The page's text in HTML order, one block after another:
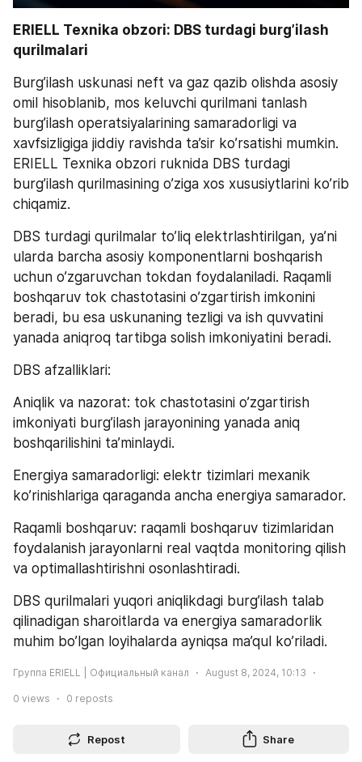
ERIELL Texnika obzori: DBS turdagi burg’ilash
qurilmalari
Burg’ilash uskunasi neft va gaz qazib olishda asosiy
omil hisoblanib, mos keluvchi qurilmani tanlash
burg’ilash operatsiyalarining samaradorligi va
xavfsizligiga jiddiy ravishda ta’sir ko’rsatishi mumkin.
ERIELL Texnika obzori ruknida DBS turdagi
burg’ilash qurilmasining o’ziga xos xususiytlarini ko’rib
chiqamiz.
DBS turdagi qurilmalar to’liq elektrlashtirilgan, ya’ni
ularda barcha asosiy komponentlarni boshqarish
uchun o’zgaruvchan tokdan foydalaniladi. Raqamli
boshqaruv tok chastotasini o’zgartirish imkonini
beradi, bu esa uskunaning tezligi va ish quvvatini
yanada aniqroq tartibga solish imkoniyatini beradi.
DBS afzalliklari:
Aniqlik va nazorat: tok chastotasini o’zgartirish
imkoniyati burg’ilash jarayonining yanada aniq
boshqarilishini ta’minlaydi.
Energiya samaradorligi: elektr tizimlari mexanik
Raqamli boshqaruv: raqamli boshqaruv tizimlaridan
foydalanish jarayonlarni real vaqtda monitoring qilish
va optimallashtirishni osonlashtiradi.
DBS qurilmalari yuqori aniqlikdagi burg’ilash talab
qilinadigan sharoitlarda va energiya samaradorlik
muhim bo’lgan loyihalarda ayniqsa ma’qul ko’riladi.
Группа ERIELL | Официальный канал August 8, 2024, 10:13
0 views 0 reposts
Repost Share